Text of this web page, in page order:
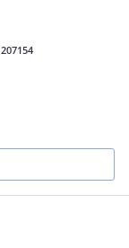
207154